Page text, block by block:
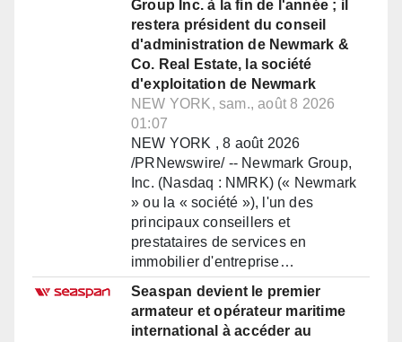
Group Inc. à la fin de l'année ; il
restera président du conseil
d'administration de Newmark &
Co. Real Estate, la société
d'exploitation de Newmark
NEW YORK, sam., août 8 2026
01:07
NEW YORK , 8 août 2026
/PRNewswire/ -- Newmark Group,
Inc. (Nasdaq : NMRK) (« Newmark
» ou la « société »), l'un des
principaux conseillers et
prestataires de services en
immobilier d'entreprise…
Seaspan devient le premier
armateur et opérateur maritime
international à accéder au